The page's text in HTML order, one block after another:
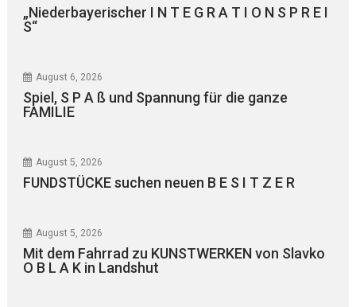
„Niederbayerischer I N T E G R A T I O N S P R E I
S“
August 6, 2026
Spiel, S P A ß und Spannung für die ganze
FAMILIE
August 5, 2026
FUNDSTÜCKE suchen neuen B E S I T Z E R
August 5, 2026
Mit dem Fahrrad zu KUNSTWERKEN von Slavko
O B L A K in Landshut